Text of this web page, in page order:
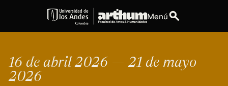
Menúsearch
Personas
16 de abril 2026 — 21 de mayo
2026